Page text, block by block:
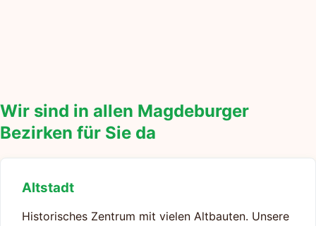
Wir sind in allen Magdeburger
Bezirken für Sie da
Altstadt
Historisches Zentrum mit vielen Altbauten. Unsere